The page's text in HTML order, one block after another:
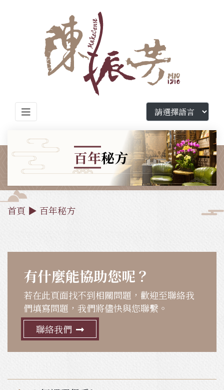
百年秘方
首頁 ▶ 百年秘方
有什麼能協助您呢？
若在此頁面找不到相關問題，歡迎至聯絡我
們填寫問題，我們將儘快與您聯繫。
聯絡我們